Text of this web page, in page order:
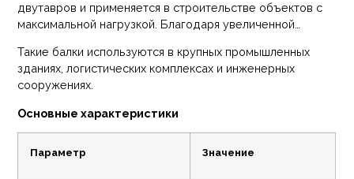
двутавров и применяется в строительстве объектов с
максимальной нагрузкой. Благодаря увеличенной
прочностью.
Такие балки используются в крупных промышленных
зданиях, логистических комплексах и инженерных
сооружениях.
Основные характеристики
Параметр Значение